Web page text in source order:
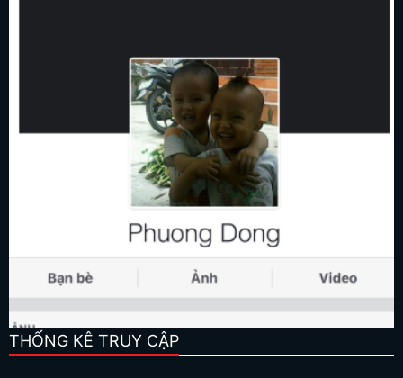
THỐNG KÊ TRUY CẬP